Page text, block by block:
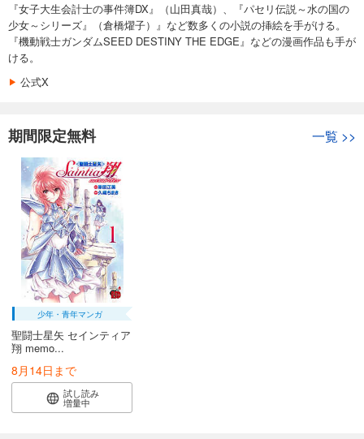
『女子大生会計士の事件簿DX』（山田真哉）、『パセリ伝説～水の国の
少女～シリーズ』（倉橋燿子）』など数多くの小説の挿絵を手がける。
『機動戦士ガンダムSEED DESTINY THE EDGE』などの漫画作品も手が
ける。
公式X
期間限定無料 一覧 >>
少年・青年マンガ
聖闘士星矢 セインティア
翔 memo...
8月14日まで
試し読み
増量中